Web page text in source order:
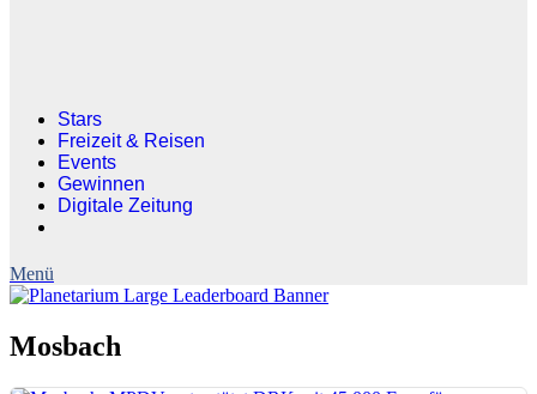
Stars
Freizeit & Reisen
Events
Gewinnen
Digitale Zeitung
Mosbach